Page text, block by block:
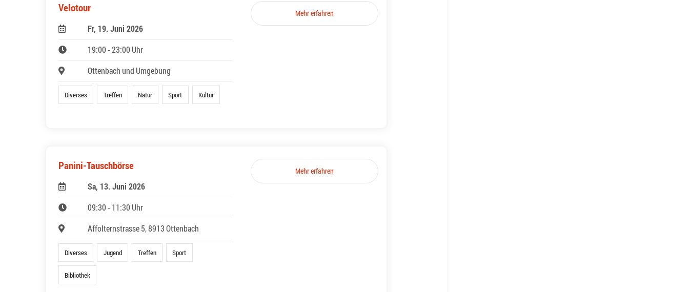
Velotour
Fr, 19. Juni 2026
19:00 - 23:00 Uhr
Ottenbach und Umgebung
Diverses Treffen Natur Sport Kultur
Mehr erfahren
Panini-Tauschbörse
Sa, 13. Juni 2026
09:30 - 11:30 Uhr
Affolternstrasse 5, 8913 Ottenbach
Diverses Jugend Treffen Sport
Bibliothek
Mehr erfahren